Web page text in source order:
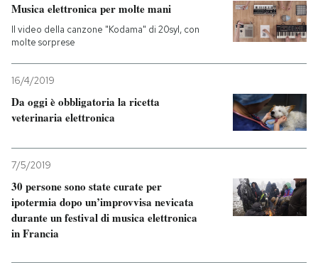
Musica elettronica per molte mani
Il video della canzone "Kodama" di 20syl, con
molte sorprese
16/4/2019
Da oggi è obbligatoria la ricetta
veterinaria elettronica
7/5/2019
30 persone sono state curate per
ipotermia dopo un’improvvisa nevicata
durante un festival di musica elettronica
in Francia